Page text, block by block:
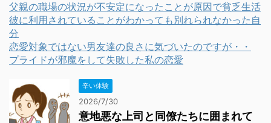
父親の職場の状況が不安定になったことが原因で貧乏生活
彼に利用されていることがわかっても別れられなかった自
分
恋愛対象ではない男友達の良さに気づいたのですが・・
プライドが邪魔をして失敗した私の恋愛
辛い体験
2026/7/30
意地悪な上司と同僚たちに囲まれて